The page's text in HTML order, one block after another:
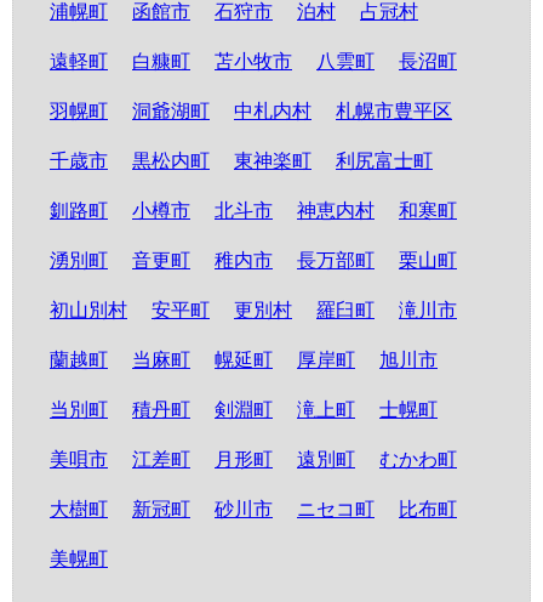
浦幌町 函館市 石狩市 泊村 占冠村
遠軽町 白糠町 苫小牧市 八雲町 長沼町
羽幌町 洞爺湖町 中札内村 札幌市豊平区
千歳市 黒松内町 東神楽町 利尻富士町
釧路町 小樽市 北斗市 神恵内村 和寒町
湧別町 音更町 稚内市 長万部町 栗山町
初山別村 安平町 更別村 羅臼町 滝川市
蘭越町 当麻町 幌延町 厚岸町 旭川市
当別町 積丹町 剣淵町 滝上町 士幌町
美唄市 江差町 月形町 遠別町 むかわ町
大樹町 新冠町 砂川市 ニセコ町 比布町
美幌町